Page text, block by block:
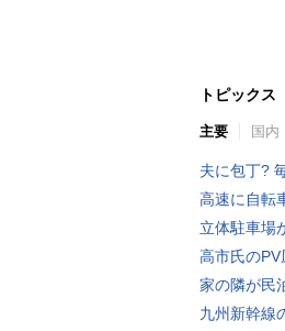
トピックス
主要 国内
夫に包丁?
高速に自転
立体駐車場
高市氏の
家の隣が民
九州新幹線